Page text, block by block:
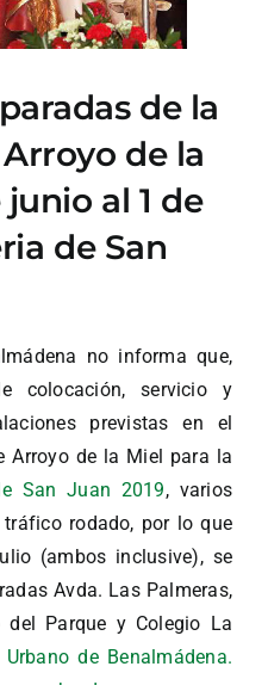
de la
de la
al 1 de
de San
no informa que,
colocación, servicio y
previstas en el
Arroyo de la Miel para la
San Juan 2019, varios
rodado, por lo que
(ambos inclusive), se
Avda. Las Palmeras,
del Parque y Colegio La
Urbano de Benalmádena.